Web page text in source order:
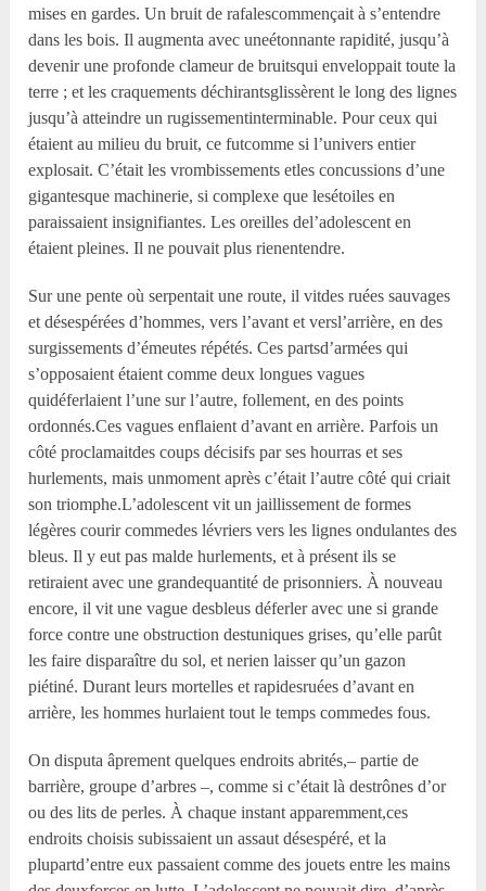
mises en gardes. Un bruit de rafalescommençait à s’entendre
dans les bois. Il augmenta avec uneétonnante rapidité, jusqu’à
devenir une profonde clameur de bruitsqui enveloppait toute la
terre ; et les craquements déchirantsglissèrent le long des lignes
jusqu’à atteindre un rugissementinterminable. Pour ceux qui
étaient au milieu du bruit, ce futcomme si l’univers entier
explosait. C’était les vrombissements etles concussions d’une
gigantesque machinerie, si complexe que lesétoiles en
paraissaient insignifiantes. Les oreilles del’adolescent en
étaient pleines. Il ne pouvait plus rienentendre.
Sur une pente où serpentait une route, il vitdes ruées sauvages
et désespérées d’hommes, vers l’avant et versl’arrière, en des
surgissements d’émeutes répétés. Ces partsd’armées qui
s’opposaient étaient comme deux longues vagues
quidéferlaient l’une sur l’autre, follement, en des points
ordonnés.Ces vagues enflaient d’avant en arrière. Parfois un
côté proclamaitdes coups décisifs par ses hourras et ses
hurlements, mais unmoment après c’était l’autre côté qui criait
son triomphe.L’adolescent vit un jaillissement de formes
légères courir commedes lévriers vers les lignes ondulantes des
bleus. Il y eut pas malde hurlements, et à présent ils se
retiraient avec une grandequantité de prisonniers. À nouveau
encore, il vit une vague desbleus déferler avec une si grande
force contre une obstruction destuniques grises, qu’elle parût
les faire disparaître du sol, et nerien laisser qu’un gazon
piétiné. Durant leurs mortelles et rapidesruées d’avant en
arrière, les hommes hurlaient tout le temps commedes fous.
On disputa âprement quelques endroits abrités,– partie de
barrière, groupe d’arbres –, comme si c’était là destrônes d’or
ou des lits de perles. À chaque instant apparemment,ces
endroits choisis subissaient un assaut désespéré, et la
plupartd’entre eux passaient comme des jouets entre les mains